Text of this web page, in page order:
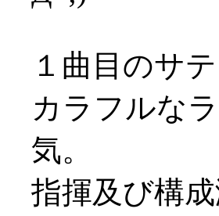
１曲目のサ
カラフルな
気。
指揮及び構